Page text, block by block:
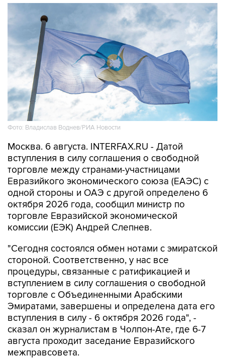
Фото: Владислав Воднев/РИА Новости
Москва. 6 августа. INTERFAX.RU - Датой
вступления в силу соглашения о свободной
торговле между странами-участницами
Евразийкого экономического союза (ЕАЭС) с
одной стороны и ОАЭ с другой определено 6
октября 2026 года, сообщил министр по
торговле Евразийской экономической
комиссии (ЕЭК) Андрей Слепнев.
"Сегодня состоялся обмен нотами с эмиратской
стороной. Соответственно, у нас все
процедуры, связанные с ратификацией и
вступлением в силу соглашения о свободной
торговле с Объединенными Арабскими
Эмиратами, завершены и определена дата его
вступления в силу - 6 октября 2026 года", -
сказал он журналистам в Чолпон-Ате, где 6-7
августа проходит заседание Евразийского
межправсовета.